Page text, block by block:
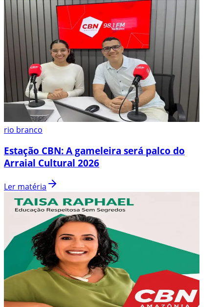
rio branco
Estação CBN: A gameleira será palco do
Arraial Cultural 2026
Ler matéria